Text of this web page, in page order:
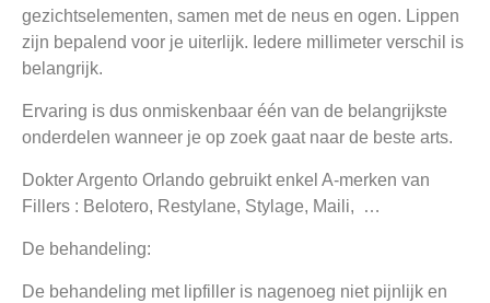
gezichtselementen, samen met de neus en ogen. Lippen
zijn bepalend voor je uiterlijk. Iedere millimeter verschil is
belangrijk.
Ervaring is dus onmiskenbaar één van de belangrijkste
onderdelen wanneer je op zoek gaat naar de beste arts.
Dokter Argento Orlando gebruikt enkel A-merken van
Fillers : Belotero, Restylane, Stylage, Maili, …
De behandeling:
De behandeling met lipfiller is nagenoeg niet pijnlijk en